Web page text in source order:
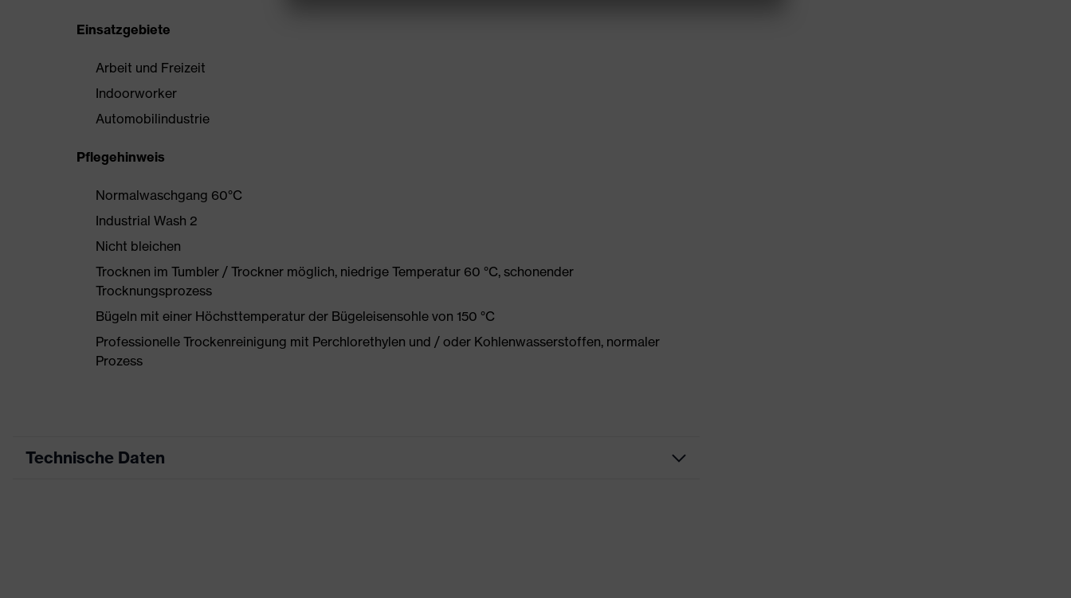
Einsatzgebiete
Arbeit und Freizeit
Indoorworker
Automobilindustrie
Pflegehinweis
Normalwaschgang 60°C
Industrial Wash 2
Nicht bleichen
Trocknen im Tumbler / Trockner möglich, niedrige Temperatur 60 °C, schonender
Trocknungsprozess
Bügeln mit einer Höchsttemperatur der Bügeleisensohle von 150 °C
Professionelle Trockenreinigung mit Perchlorethylen und / oder Kohlenwasserstoffen, normaler
Prozess
Technische Daten